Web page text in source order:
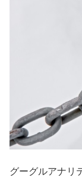
グーグルアナリ